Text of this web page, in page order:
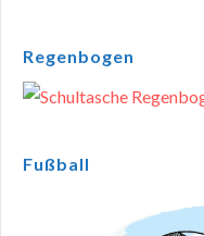
Regenbogen
Fußball